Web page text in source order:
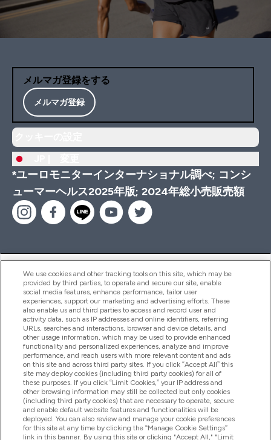
メルマガ登録をする
メルマガ登録
*ユーロモニターインターナショナル調べ; コンシ
ューマーヘルス2025年版; 2024年総小売販売額
ヘルプ＆ガイド
商品について
会社概要
特典＆ポイント
2026 The Hut.com Ltd
We use cookies and other tracking tools on this site, which may be
provided by third parties, to operate and secure our site, enable
social media features, enhance performance, tailor user
experiences, support our marketing and advertising efforts. These
also enable us and third parties to access and record user and
activity data, such as IP addresses and online identifiers, referring
URLs, searches and interactions, browser and device details, and
other usage information, which may be used to provide enhanced
functionality and personalized experiences, analyze and improve
performance, and reach users with more relevant content and ads
on this site and across third party sites. If you click “Accept All” this
site may deploy cookies (including third party cookies) for all of
these purposes. If you click “Limit Cookies,” your IP address and
other browsing information may still be collected but only cookies
(including third party cookies) that are necessary to operate, secure
and enable default website features and functionalities will be
deployed. You can also review and manage your cookie preferences
for this site at any time by clicking the “Manage Cookie Settings”
link in this banner. By using this site or clicking "Accept All," "Limit